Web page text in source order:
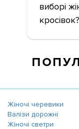
виборі
кросівок?
Жіночі черевики
Валізи дорожні
Жіночі светри